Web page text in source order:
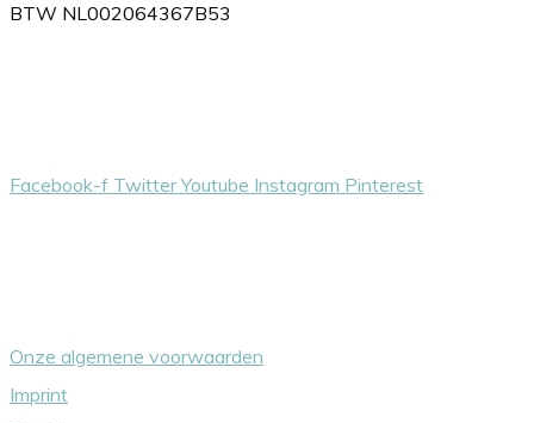
BTW NL002064367B53
Facebook-f Twitter Youtube Instagram Pinterest
Onze algemene voorwaarden
Imprint